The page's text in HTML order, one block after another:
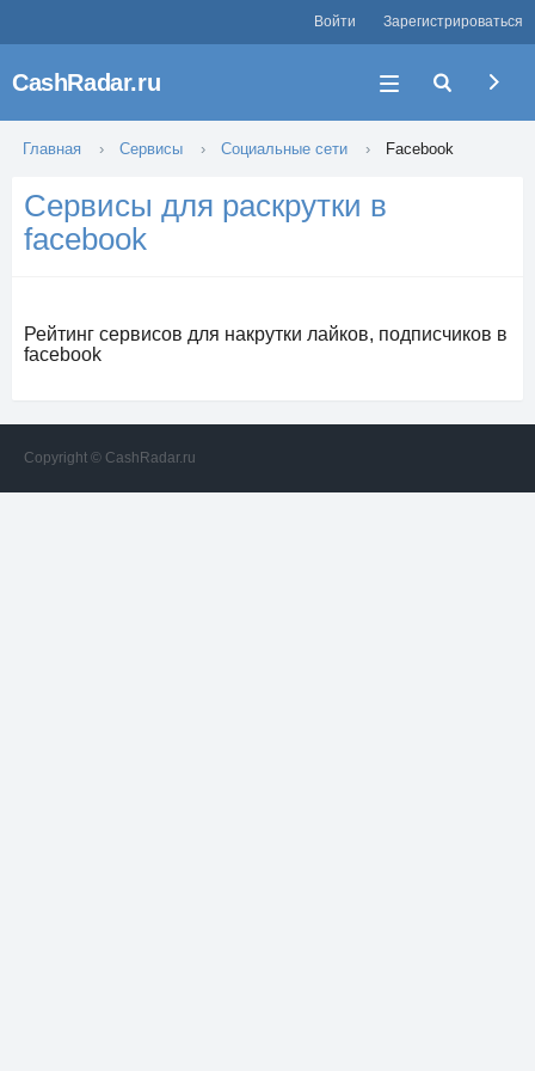
Войти Зарегистрироваться
CashRadar.ru
Главная Сервисы Социальные сети Facebook
Сервисы для раскрутки в
facebook
Рейтинг сервисов для накрутки лайков, подписчиков в
facebook
Copyright © CashRadar.ru